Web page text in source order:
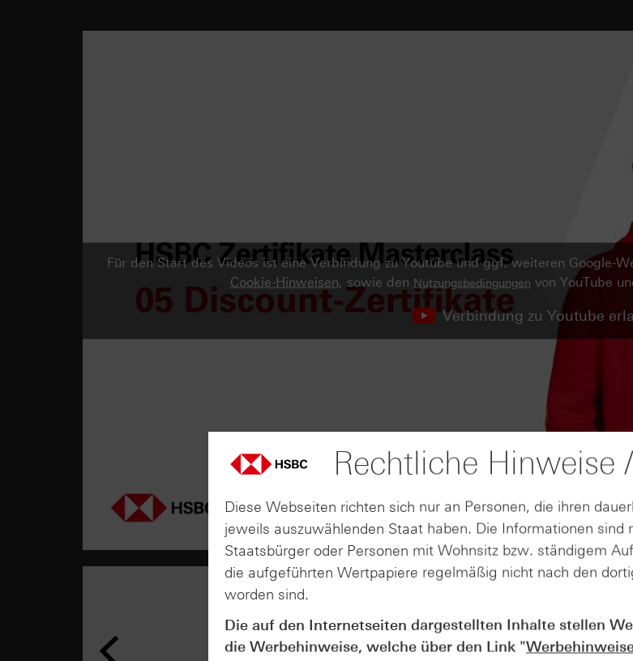
Für den Start des Videos ist eine Verbindung zu Youtube und ggf. weiteren Google-
Cookie-Hinweisen, sowie den Nutzungsbedingungen von YouTube
Verbindung zu Youtube
AUGUST
Wie lange bleibt der
Rekordlaune? - ntv
Rechtliche Hinweise
Diese Webseiten richten sich nur an Personen, die ihren
jeweils auszuwählenden Staat haben. Die Informationen sind
Staatsbürger oder Personen mit Wohnsitz bzw. ständigem
die aufgeführten Wertpapiere regelmäßig nicht nach den
worden sind.
Die auf den Internetseiten dargestellten Inhalte stellen
die Werbehinweise, welche über den Link "